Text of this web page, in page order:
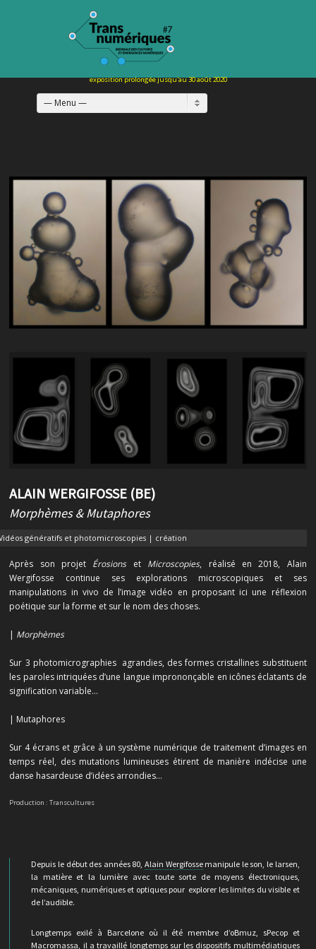
— Menu —
ALAIN WERGIFOSSE (BE)
Morphèmes & Mutaphores
génératifs et photomicroscopies | création
Après son projet Érosionset Microscopies, réalisé en 2018, Alain
Wergifosse continue ses explorations microscopiques et ses
manipulations in vivo de l’image vidéo en proposant ici une réflexion
poétique sur la forme et sur le nom des choses.
| Morphèmes
Sur 3 photomicrographies agrandies, des formes cristallines substituent
les paroles intriquées d’une langue imprononçable en icônes éclatants de
signification variable…
| Mutaphores
Sur 4 écrans et grâce à un système numérique de traitement d’images en
temps réel, des mutations lumineuses étirent de manière indécise une
danse hasardeuse d’idées arrondies…
Production : Transcultures
Depuis le début des années 80, Alain Wergifossemanipule le son, le larsen,
la matière et la lumière avec toute sorte de moyens électroniques,
mécaniques, numériques et optiques pour explorer les limites du visible et
de l’audible.
Longtemps exilé à Barcelone où il été membre d’oBmuz, sPecopet
Macromassa , il a travaillé longtemps sur les dispositifs multimédiatiques